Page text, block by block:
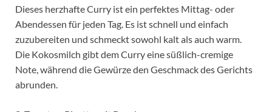
Dieses herzhafte Curry ist ein perfektes Mittag- oder
Abendessen für jeden Tag. Es ist schnell und einfach
zuzubereiten und schmeckt sowohl kalt als auch warm.
Die Kokosmilch gibt dem Curry eine süßlich-cremige
Note, während die Gewürze den Geschmack des Gerichts
abrunden.